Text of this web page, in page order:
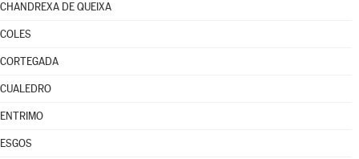
CHANDREXA DE QUEIXA
COLES
CORTEGADA
CUALEDRO
ENTRIMO
ESGOS